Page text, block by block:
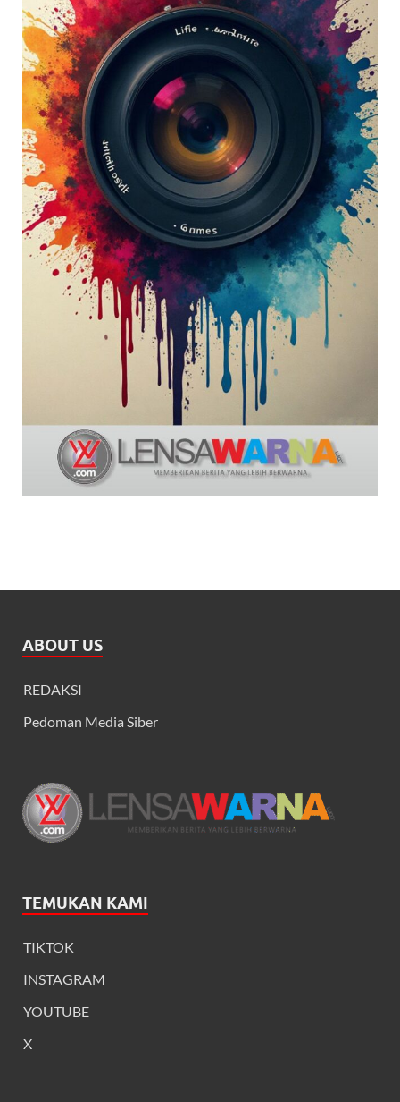
ABOUT US
REDAKSI
Pedoman Media Siber
TEMUKAN KAMI
TIKTOK
INSTAGRAM
YOUTUBE
X